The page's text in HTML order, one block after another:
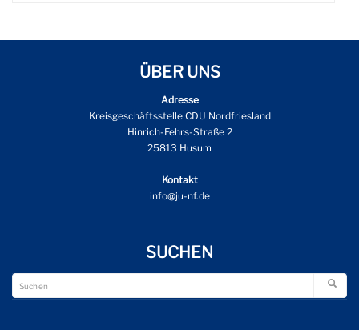
ÜBER UNS
Adresse
Kreisgeschäftsstelle CDU Nordfriesland
Hinrich-Fehrs-Straße 2
25813 Husum
Kontakt
info@ju-nf.de
SUCHEN